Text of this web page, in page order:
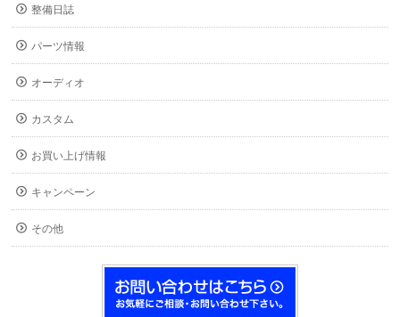
整備日誌
パーツ情報
オーディオ
カスタム
お買い上げ情報
キャンペーン
その他